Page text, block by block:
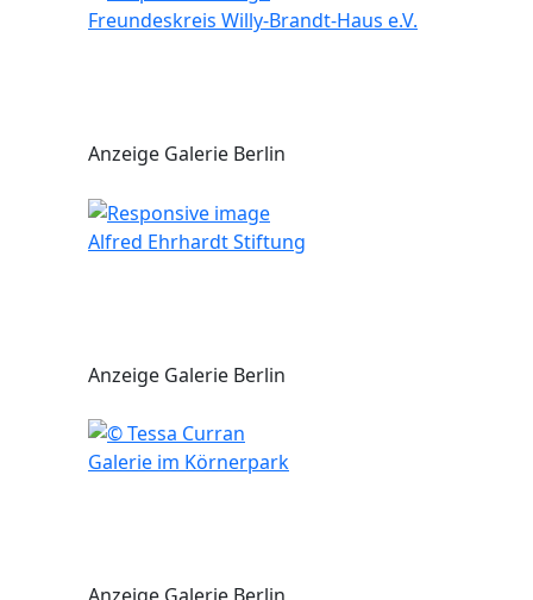
Freundeskreis Willy-Brandt-Haus e.V.
Anzeige Galerie Berlin
Alfred Ehrhardt Stiftung
Anzeige Galerie Berlin
Galerie im Körnerpark